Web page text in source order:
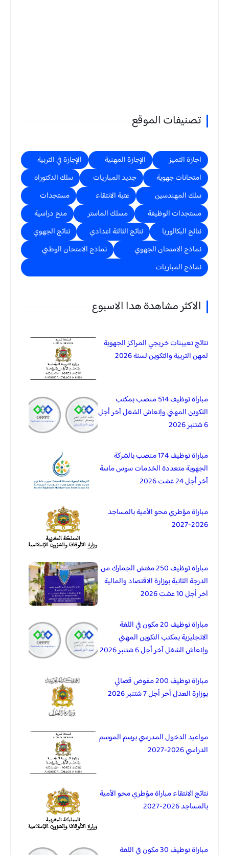
تصنيفات الموقع
اجازة التميز الإجازة المهنية
الإجازة في التربية
امتحانات جهوية
جديد المباريات
سلك الدكتوراه
سلك المهندسين
عتبة الانتقاء
مستجدات
مستجدات الوظيفة
مسلك الماستر
منح دراسية
نتائج البكالوريا
نتائج الثالثة اعدادي
نتائج الجهوي
نماذج الامتحان الجهوي
نماذج الامتحان الوطني
نماذج المباريات
الاكثر مشاهدة هدا الاسبوع
نتائج تعيينات خريجي المراكز الجهوية
لمهن التربية والتكوين لسنة 2026
مباراة توظيف 514 منصب بمكتب
التكوين المهني وإنعاش الشغل آخر أجل
6 شتنبر 2026
مباراة توظيف 174 منصب بالشركة
الجهوية متعددة الخدمات سوس ماسة
آخر أجل 24 غشت 2026
مباراة مؤطري محو الأمية بالمساجد
2026-2027
مباراة توظيف 250 مفتش الجمارك من
الدرجة الثانية بوزارة الاقتصاد والمالية
آخر أجل 10 غشت 2026
مباراة توظيف 20 مكون في اللغة
الانجليزية بمكتب التكوين المهني
وإنعاش الشغل آخر أجل 6 شتنبر 2026
مباراة توظيف 200 مفوض قضائي
بوزارة العدل آخر أجل 7 شتنبر 2026
مواعيد الدخول المدرسي برسم الموسم
الدراسي 2026-2027
نتائج الانتقاء مباراة مؤطري محو الأمية
بالمساجد 2026-2027
مباراة توظيف 30 مكون في اللغة